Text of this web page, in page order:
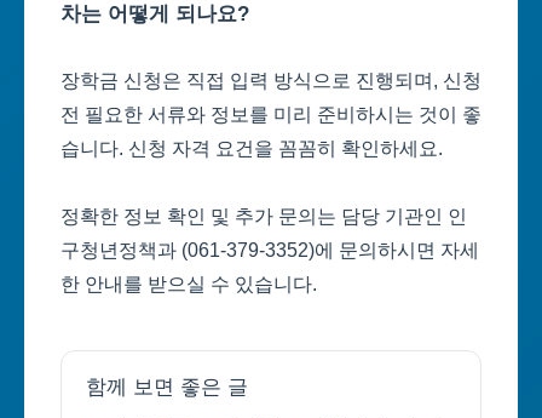
차는 어떻게 되나요?
장학금 신청은 직접 입력 방식으로 진행되며, 신청
전 필요한 서류와 정보를 미리 준비하시는 것이 좋
습니다. 신청 자격 요건을 꼼꼼히 확인하세요.
정확한 정보 확인 및 추가 문의는 담당 기관인 인
구청년정책과 (061-379-3352)에 문의하시면 자세
한 안내를 받으실 수 있습니다.
함께 보면 좋은 글